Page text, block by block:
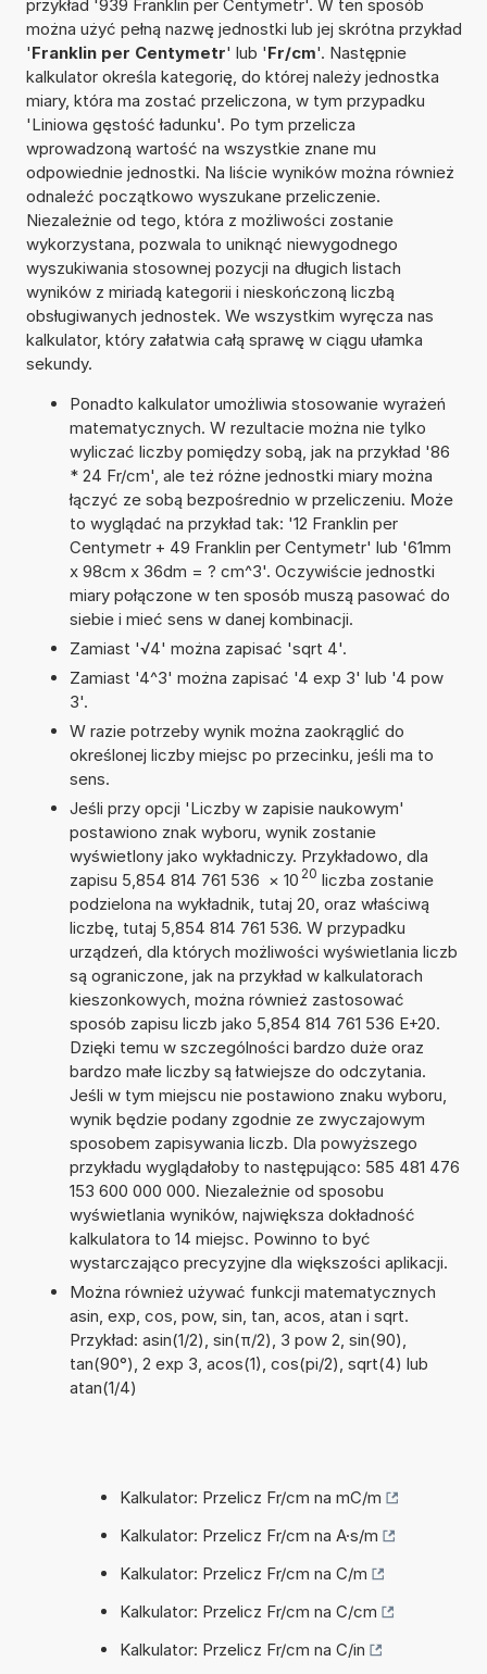
przykład '939 Franklin per Centymetr'. W ten sposób
można użyć pełną nazwę jednostki lub jej skrótna przykład
'Franklin per Centymetr' lub 'Fr/cm'. Następnie
kalkulator określa kategorię, do której należy jednostka
miary, która ma zostać przeliczona, w tym przypadku
'Liniowa gęstość ładunku'. Po tym przelicza
wprowadzoną wartość na wszystkie znane mu
odpowiednie jednostki. Na liście wyników można również
odnaleźć początkowo wyszukane przeliczenie.
Niezależnie od tego, która z możliwości zostanie
wykorzystana, pozwala to uniknąć niewygodnego
wyszukiwania stosownej pozycji na długich listach
wyników z miriadą kategorii i nieskończoną liczbą
obsługiwanych jednostek. We wszystkim wyręcza nas
kalkulator, który załatwia całą sprawę w ciągu ułamka
sekundy.
Ponadto kalkulator umożliwia stosowanie wyrażeń
matematycznych. W rezultacie można nie tylko
wyliczać liczby pomiędzy sobą, jak na przykład '86
* 24 Fr/cm', ale też różne jednostki miary można
łączyć ze sobą bezpośrednio w przeliczeniu. Może
to wyglądać na przykład tak: '12 Franklin per
Centymetr + 49 Franklin per Centymetr' lub '61mm
x 98cm x 36dm = ? cm^3'. Oczywiście jednostki
miary połączone w ten sposób muszą pasować do
siebie i mieć sens w danej kombinacji.
Zamiast '√4' można zapisać 'sqrt 4'.
Zamiast '4^3' można zapisać '4 exp 3' lub '4 pow
3'.
W razie potrzeby wynik można zaokrąglić do
określonej liczby miejsc po przecinku, jeśli ma to
sens.
Jeśli przy opcji 'Liczby w zapisie naukowym'
postawiono znak wyboru, wynik zostanie
wyświetlony jako wykładniczy. Przykładowo, dla
zapisu 5,854 814 761 536 × 10 20 liczba zostanie
podzielona na wykładnik, tutaj 20, oraz właściwą
liczbę, tutaj 5,854 814 761 536. W przypadku
urządzeń, dla których możliwości wyświetlania liczb
są ograniczone, jak na przykład w kalkulatorach
kieszonkowych, można również zastosować
sposób zapisu liczb jako 5,854 814 761 536 E+20.
Dzięki temu w szczególności bardzo duże oraz
bardzo małe liczby są łatwiejsze do odczytania.
Jeśli w tym miejscu nie postawiono znaku wyboru,
wynik będzie podany zgodnie ze zwyczajowym
sposobem zapisywania liczb. Dla powyższego
przykładu wyglądałoby to następująco: 585 481 476
153 600 000 000. Niezależnie od sposobu
wyświetlania wyników, największa dokładność
kalkulatora to 14 miejsc. Powinno to być
wystarczająco precyzyjne dla większości aplikacji.
Można również używać funkcji matematycznych
asin, exp, cos, pow, sin, tan, acos, atan i sqrt.
Przykład: asin(1/2), sin(π/2), 3 pow 2, sin(90),
tan(90°), 2 exp 3, acos(1), cos(pi/2), sqrt(4) lub
atan(1/4)
Kalkulator: Przelicz Fr/cm na mC/m
Kalkulator: Przelicz Fr/cm na A·s/m
Kalkulator: Przelicz Fr/cm na C/m
Kalkulator: Przelicz Fr/cm na C/cm
Kalkulator: Przelicz Fr/cm na C/in